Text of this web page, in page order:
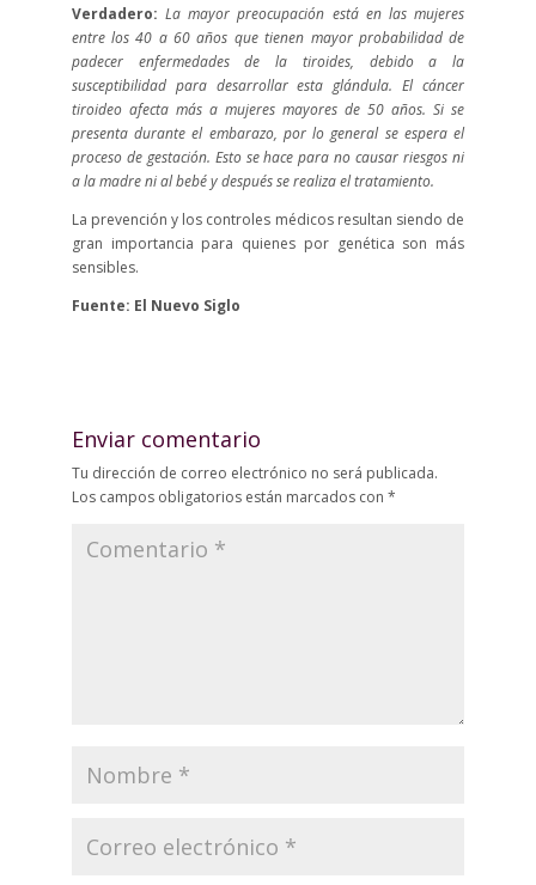
Verdadero: La mayor preocupación está en las mujeres
entre los 40 a 60 años que tienen mayor probabilidad de
padecer enfermedades de la tiroides, debido a la
susceptibilidad para desarrollar esta glándula. El cáncer
tiroideo afecta más a mujeres mayores de 50 años. Si se
presenta durante el embarazo, por lo general se espera el
proceso de gestación. Esto se hace para no causar riesgos ni
a la madre ni al bebé y después se realiza el tratamiento.
La prevención y los controles médicos resultan siendo de
gran importancia para quienes por genética son más
sensibles.
Fuente: El Nuevo Siglo
Enviar comentario
Tu dirección de correo electrónico no será publicada.
Los campos obligatorios están marcados con *